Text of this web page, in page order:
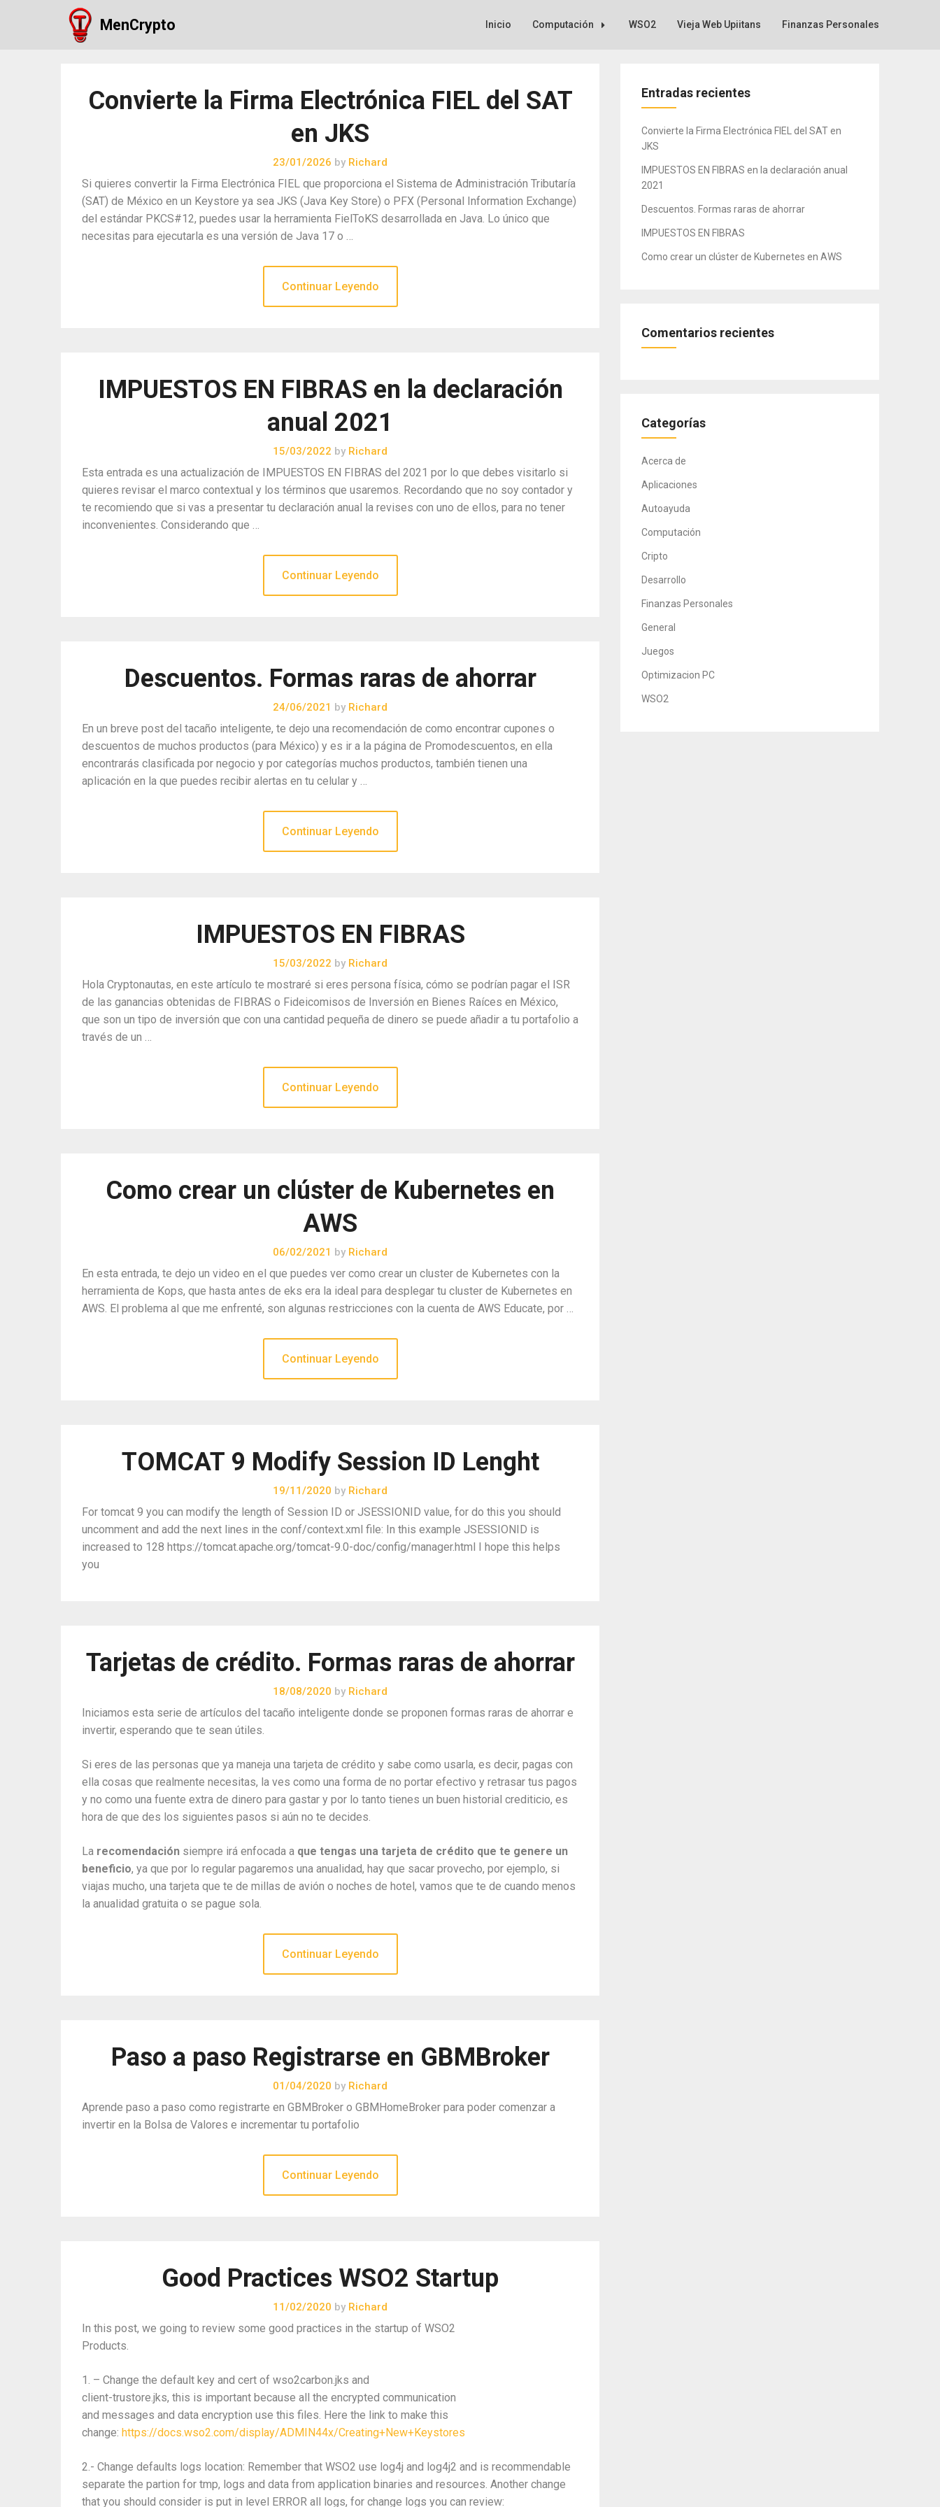
MenCrypto Inicio Computación WSO2 Vieja Web Upiitans Finanzas Personales
Convierte la Firma Electrónica FIEL del SAT
en JKS
23/01/2026 by Richard
Si quieres convertir la Firma Electrónica FIEL que proporciona el Sistema de Administración Tributaría
(SAT) de México en un Keystore ya sea JKS (Java Key Store) o PFX (Personal Information Exchange)
del estándar PKCS#12, puedes usar la herramienta FielToKS desarrollada en Java. Lo único que
necesitas para ejecutarla es una versión de Java 17 o …
Continuar Leyendo
IMPUESTOS EN FIBRAS en la declaración
anual 2021
15/03/2022 by Richard
Esta entrada es una actualización de IMPUESTOS EN FIBRAS del 2021 por lo que debes visitarlo si
quieres revisar el marco contextual y los términos que usaremos. Recordando que no soy contador y
te recomiendo que si vas a presentar tu declaración anual la revises con uno de ellos, para no tener
inconvenientes. Considerando que …
Continuar Leyendo
Descuentos. Formas raras de ahorrar
24/06/2021 by Richard
En un breve post del tacaño inteligente, te dejo una recomendación de como encontrar cupones o
descuentos de muchos productos (para México) y es ir a la página de Promodescuentos, en ella
encontrarás clasificada por negocio y por categorías muchos productos, también tienen una
aplicación en la que puedes recibir alertas en tu celular y …
Continuar Leyendo
IMPUESTOS EN FIBRAS
15/03/2022 by Richard
Hola Cryptonautas, en este artículo te mostraré si eres persona física, cómo se podrían pagar el ISR
de las ganancias obtenidas de FIBRAS o Fideicomisos de Inversión en Bienes Raíces en México,
que son un tipo de inversión que con una cantidad pequeña de dinero se puede añadir a tu portafolio a
través de un …
Continuar Leyendo
Como crear un clúster de Kubernetes en
AWS
06/02/2021 by Richard
En esta entrada, te dejo un video en el que puedes ver como crear un cluster de Kubernetes con la
herramienta de Kops, que hasta antes de eks era la ideal para desplegar tu cluster de Kubernetes en
AWS. El problema al que me enfrenté, son algunas restricciones con la cuenta de AWS Educate, por …
Continuar Leyendo
TOMCAT 9 Modify Session ID Lenght
19/11/2020 by Richard
For tomcat 9 you can modify the length of Session ID or JSESSIONID value, for do this you should
uncomment and add the next lines in the conf/context.xml file: In this example JSESSIONID is
increased to 128 https://tomcat.apache.org/tomcat-9.0-doc/config/manager.html I hope this helps
you
Tarjetas de crédito. Formas raras de ahorrar
18/08/2020 by Richard
Iniciamos esta serie de artículos del tacaño inteligente donde se proponen formas raras de ahorrar e
invertir, esperando que te sean útiles.
Si eres de las personas que ya maneja una tarjeta de crédito y sabe como usarla, es decir, pagas con
ella cosas que realmente necesitas, la ves como una forma de no portar efectivo y retrasar tus pagos
y no como una fuente extra de dinero para gastar y por lo tanto tienes un buen historial crediticio, es
hora de que des los siguientes pasos si aún no te decides.
La recomendación siempre irá enfocada a que tengas una tarjeta de crédito que te genere un
beneficio, ya que por lo regular pagaremos una anualidad, hay que sacar provecho, por ejemplo, si
viajas mucho, una tarjeta que te de millas de avión o noches de hotel, vamos que te de cuando menos
la anualidad gratuita o se pague sola.
Continuar Leyendo
Paso a paso Registrarse en GBMBroker
01/04/2020 by Richard
Aprende paso a paso como registrarte en GBMBroker o GBMHomeBroker para poder comenzar a
invertir en la Bolsa de Valores e incrementar tu portafolio
Continuar Leyendo
Good Practices WSO2 Startup
11/02/2020 by Richard
In this post, we going to review some good practices in the startup of WSO2
Products.
1. – Change the default key and cert of wso2carbon.jks and
client-trustore.jks, this is important because all the encrypted communication
and messages and data encryption use this files. Here the link to make this
change: https://docs.wso2.com/display/ADMIN44x/Creating+New+Keystores
2.- Change defaults logs location: Remember that WSO2 use log4j and log4j2 and is recommendable
separate the partion for tmp, logs and data from application binaries and resources. Another change
that you should consider is put in level ERROR all logs, for change logs you can review:
Entradas recientes
Convierte la Firma Electrónica FIEL del SAT en
JKS
IMPUESTOS EN FIBRAS en la declaración anual
2021
Descuentos. Formas raras de ahorrar
IMPUESTOS EN FIBRAS
Como crear un clúster de Kubernetes en AWS
Comentarios recientes
Categorías
Acerca de
Aplicaciones
Autoayuda
Computación
Cripto
Desarrollo
Finanzas Personales
General
Juegos
Optimizacion PC
WSO2